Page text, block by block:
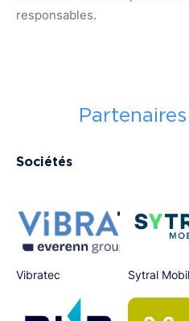
responsables.
Sociétés
Vibratec Sytral